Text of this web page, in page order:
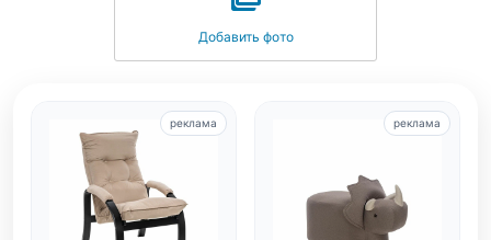
Добавить фото
реклама реклама